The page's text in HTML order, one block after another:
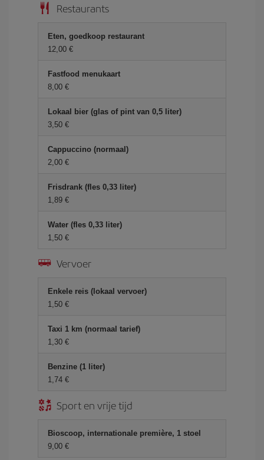
Restaurants
Eten, goedkoop restaurant
12,00 €
Fastfood menukaart
8,00 €
Lokaal bier (glas of pint van 0,5 liter)
3,50 €
Cappuccino (normaal)
2,00 €
Frisdrank (fles 0,33 liter)
1,89 €
Water (fles 0,33 liter)
1,50 €
Vervoer
Enkele reis (lokaal vervoer)
1,50 €
Taxi 1 km (normaal tarief)
1,30 €
Benzine (1 liter)
1,74 €
Sport en vrije tijd
Bioscoop, internationale première, 1 stoel
9,00 €